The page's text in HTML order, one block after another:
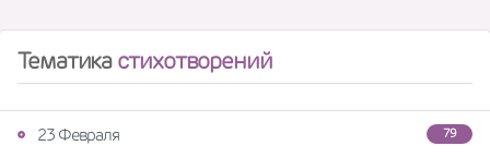
Тематикастихотворений
79
23 Февраля